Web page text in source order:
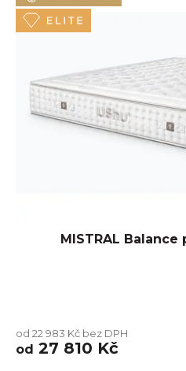
MISTRAL
od 22 983 Kč bez DPH
od 27 810 Kč